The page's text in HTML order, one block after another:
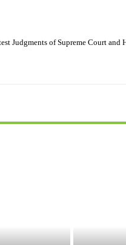
Judgments of Supreme Court and